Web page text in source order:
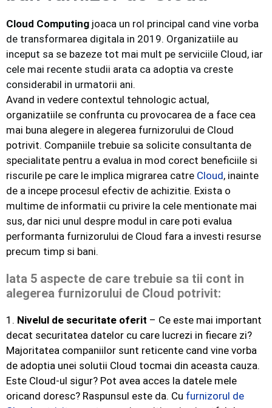
Cloud Computing joaca un rol principal cand vine vorba
de transformarea digitala in 2019. Organizatiile au
inceput sa se bazeze tot mai mult pe serviciile Cloud, iar
cele mai recente studii arata ca adoptia va creste
considerabil in urmatorii ani.
Avand in vedere contextul tehnologic actual,
organizatiile se confrunta cu provocarea de a face cea
mai buna alegere in alegerea furnizorului de Cloud
potrivit. Companiile trebuie sa solicite consultanta de
specialitate pentru a evalua in mod corect beneficiile si
riscurile pe care le implica migrarea catre Cloud, inainte
de a incepe procesul efectiv de achizitie. Exista o
multime de informatii cu privire la cele mentionate mai
sus, dar nici unul despre modul in care poti evalua
performanta furnizorului de Cloud fara a investi resurse
precum timp si bani.
Iata 5 aspecte de care trebuie sa tii cont in
alegerea furnizorului de Cloud potrivit:
1. Nivelul de securitate oferit – Ce este mai important
decat securitatea datelor cu care lucrezi in fiecare zi?
Majoritatea companiilor sunt reticente cand vine vorba
de adoptia unei solutii Cloud tocmai din aceasta cauza.
Este Cloud-ul sigur? Pot avea acces la datele mele
oricand doresc? Raspunsul este da. Cu furnizorul de